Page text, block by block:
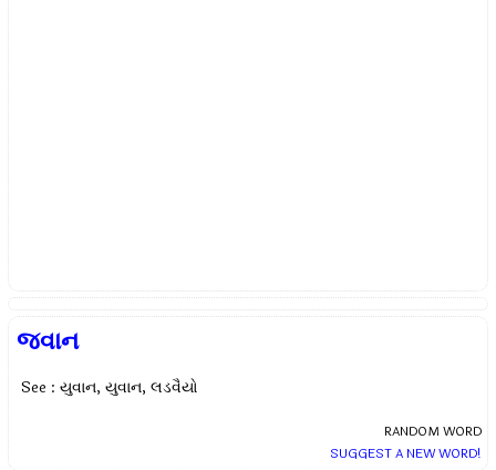
જવાન
See : યુવાન, યુવાન, લડવૈયો
RANDOM WORD
SUGGEST A NEW WORD!